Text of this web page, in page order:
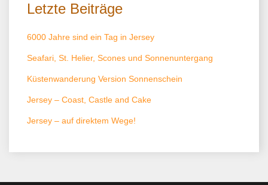
Letzte Beiträge
6000 Jahre sind ein Tag in Jersey
Seafari, St. Helier, Scones und Sonnenuntergang
Küstenwanderung Version Sonnenschein
Jersey – Coast, Castle and Cake
Jersey – auf direktem Wege!